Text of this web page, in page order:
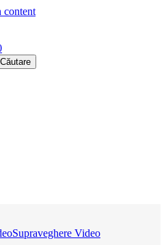
content
Căutare
Supraveghere Video